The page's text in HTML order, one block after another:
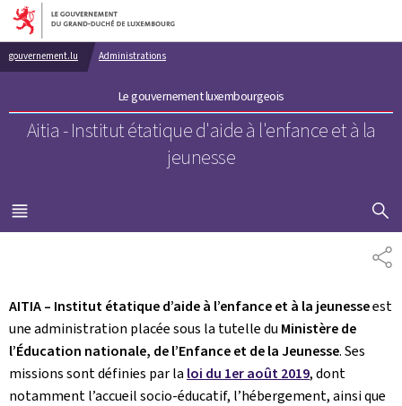
Aller au menu principal
Aller au contenu
gouvernement.lu Administrations
Le gouvernement luxembourgeois
Aitia - Institut étatique d'aide à l'enfance et à la
jeunesse
MENU
PRINCIPAL
AITIA – Institut étatique d’aide à l’enfance et à la jeunesseest
une administration placée sous la tutelle du Ministère de
l’Éducation nationale, de l’Enfance et de la Jeunesse. Ses
missions sont définies par la loi du 1er août 2019, dont
notamment l’accueil socio-éducatif, l’hébergement, ainsi que